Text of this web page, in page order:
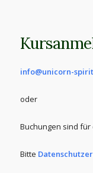
info@unicorn-
oder
Buchungen sind für
Bitte